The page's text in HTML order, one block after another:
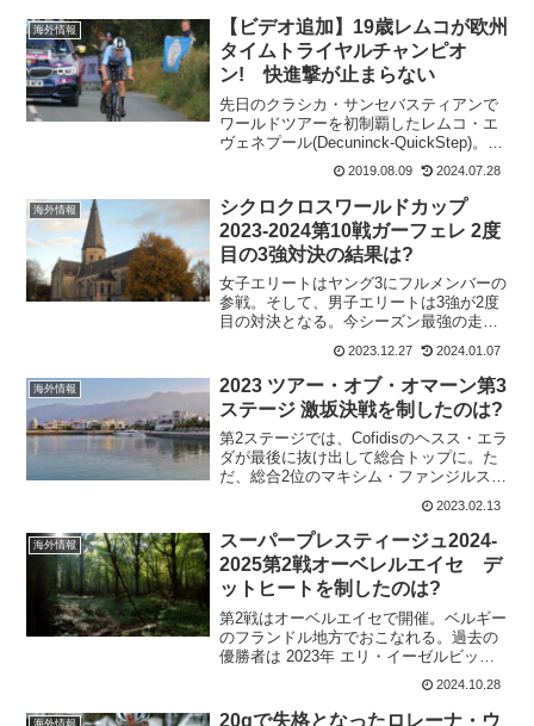
情報はないが、スタートリストにはマー
ク・カヴェンデッシュの...
海外情報
【ビデオ追加】19歳レムコが欧州
タイムトライヤルチャンピオ
ン! 快進撃が止まらない
先日のクラシカ・サンセバスティアンで
ワールドツアーを初制覇したレムコ・エ
ヴェネプール(Decuninck-QuickStep)。今
度は、欧州個人タイムトライヤルで優勝
してしまった。どこまで進化を続けるの
かレムコ。19歳の快進撃は止まらな
い。...
2019.08.09 2024.07.28
海外情報
シクロクロスワールドカップ
2023-2024第10戦ガーフェレ 2度
目の3強対決の結果は?
女子エリートはヤング3にフルメンバーの
参戦。そして、男子エリートは3強が2度
目の対決となる。今シーズン最強の走り
を見せるマチュー・ファンデルプールに
ワウト・ファンアールトとピドコックが
どんな走りで対抗するだろうか。ピドコ
ックは、体調を崩して...
2023.12.27 2024.01.07
海外情報
2023 ツアー・オブ・オマーン第3
ステージ 激坂決戦を制したのは?
第2ステージでは、Cofidisのヘスス・エラ
ダが最後に抜け出して総合トップに。た
だ、総合2位のマキシム・ファンジルス
(Lotto-Dstny)まで4秒差。ディエゴ・ウリ
ッシ(UAE Team Emirates)まで、6秒しか
ない。さらに、...
2023.02.13
海外情報
スーパープレスティージュ2024-
2025第2戦オーベレルエイセ デ
ットヒートを制したのは?
第2戦はオーベルエイセで開催。ベルギー
のフランドル地方でおこなれる。過去の
優勝者は 2023年 エリ・イーゼルビット
2022年 マイケル・ファントーレンハウト
2021年 エリ・イーゼルビット 2021年 ワ
ウト・ファンアールト 2019...
2024.10.28
海外情報
20gで失格となったロレーナ・ウ